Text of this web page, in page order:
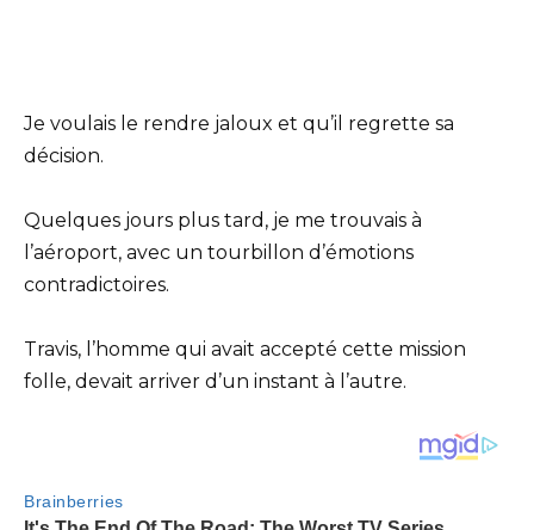
Je voulais le rendre jaloux et qu’il regrette sa
décision.
Quelques jours plus tard, je me trouvais à
l’aéroport, avec un tourbillon d’émotions
contradictoires.
Travis, l’homme qui avait accepté cette mission
folle, devait arriver d’un instant à l’autre.